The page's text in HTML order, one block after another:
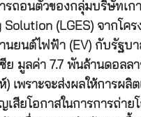
รถอนตัวของกลุ่มบริษัทเก
(LGES) จากโคร
นยนต์ไฟฟ้า (EV) กับรัฐบา
ย มูลค่า 7.7 พันล้านดอลล
) เพราะจะส่งผลให้การผลิ
เสียโอกาสในการการถ่าย